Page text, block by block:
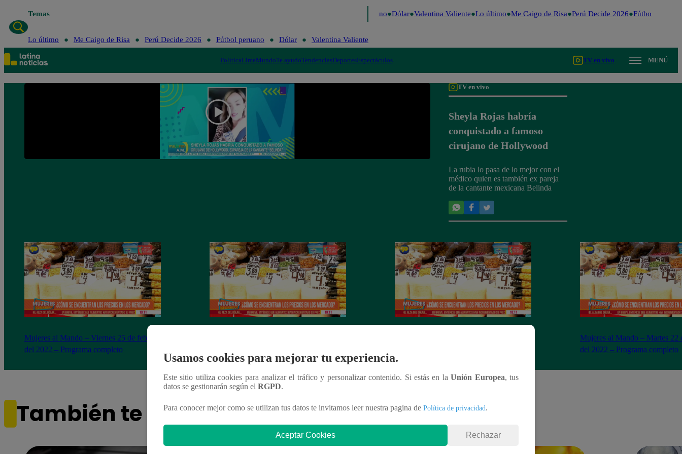
Temas Fútbol peruano Dólar Valentina Valiente Lo último Me Caigo de Risa Perú Decide 2026 Fútbol peruano
Lo último Me Caigo de Risa Perú Decide 2026 Fútbol peruano Dólar Valentina Valiente
PolíticaLimaMundoTe ayudoTendenciasDeportesEspectáculos TV en vivo MENÚ
TV en vivo
Sheyla Rojas habría
conquistado a famoso
cirujano de Hollywood
La rubia lo pasa de lo mejor con el
médico quien es también ex pareja
de la cantante mexicana Belinda
Mujeres al Mando – Viernes 25 de febrero
del 2022 – Programa completo
Mujeres al Mando – Martes 22
del 2022 – Programa completo
También te puede interesar
Usamos cookies para mejorar tu experiencia.
Este sitio utiliza cookies para analizar el tráfico y personalizar contenido. Si estás en laUnión Europea, tus
datos se gestionarán según el RGPD.
Para conocer mejor como se utilizan tus datos te invitamos leer nuestra pagina de Política de privacidad.
Aceptar Cookies Rechazar